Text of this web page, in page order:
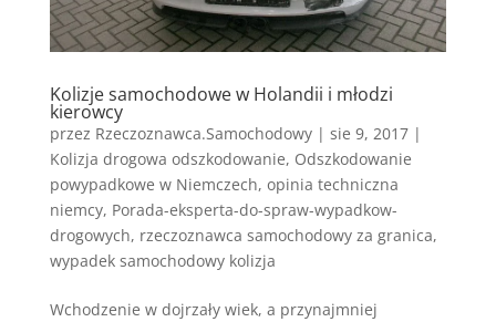
Kolizje samochodowe w Holandii i młodzi
kierowcy
przez Rzeczoznawca.Samochodowy| sie 9, 2017|
Kolizja drogowa odszkodowanie, Odszkodowanie
powypadkowe w Niemczech, opinia techniczna
niemcy, Porada-eksperta-do-spraw-wypadkow-
drogowych, rzeczoznawca samochodowy za granica,
wypadek samochodowy kolizja
Wchodzenie w dojrzały wiek, a przynajmniej